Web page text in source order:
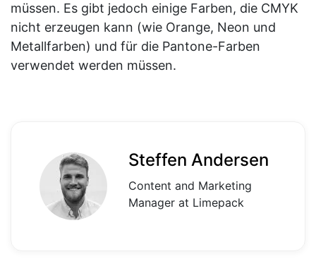
müssen. Es gibt jedoch einige Farben, die CMYK
nicht erzeugen kann (wie Orange, Neon und
Metallfarben) und für die Pantone-Farben
verwendet werden müssen.
Steffen Andersen
Content and Marketing
Manager at Limepack